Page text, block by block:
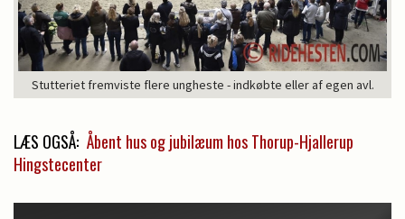
Stutteriet fremviste flere ungheste - indkøbte eller af egen avl.
LÆS OGSÅ: Åbent hus og jubilæum hos Thorup-Hjallerup
Hingstecenter